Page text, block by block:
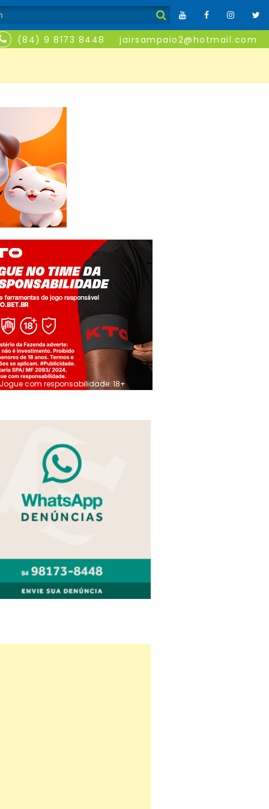
(84) 9 8173 8448 jairsampaio2@hotmail.com
Jogue com responsabilidade. 18+